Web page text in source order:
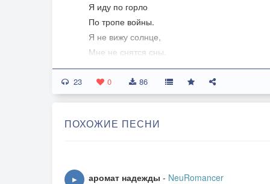
Я иду по горло
По тропе войны.
Я не вижу солнце,
Мне не снятся сны.
А свинья не съела,
А Христос не спас.
В океане глаз.
23 0 86
ПОХОЖИЕ ПЕСНИ
▶ аромат надежды - NeuRomancer